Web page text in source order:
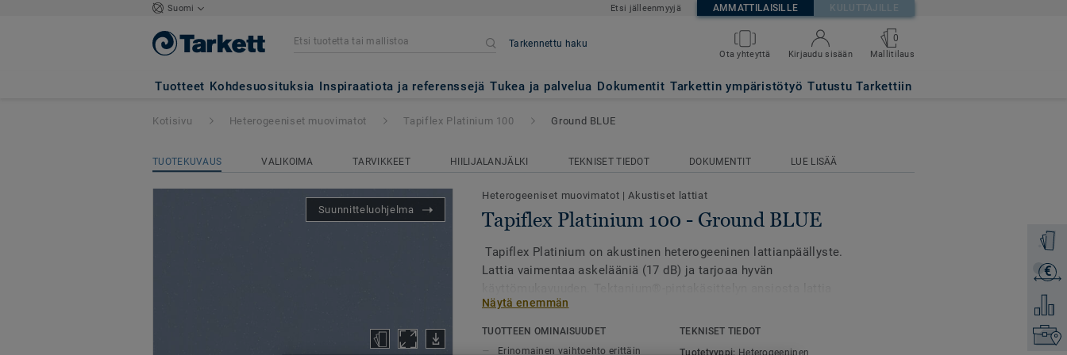
Suomi Etsi jälleenmyyjä AMMATTILAISILLE KULUTTAJILLE
Tarkennettu haku
Ota yhteyttä Kirjaudu sisään
0
Mallitilaus
Tuotteet Kohdesuosituksia Inspiraatiota ja referenssejä Tukea ja palvelua Dokumentit Tarkettin ympäristötyö Tutustu Tarkettiin
Tapiflex Platinium 100 - Ground BLUE
Tilaa
€
Lisää
Etsi
Kotisivu Heterogeeniset muovimatot Tapiflex Platinium 100 Ground BLUE
TUOTEKUVAUS VALIKOIMA TARVIKKEET HIILIJALANJÄLKI TEKNISET TIEDOT DOKUMENTIT LUE LISÄÄ
Suunnitteluohjelma
Heterogeeniset muovimatot |Akustiset lattiat
Tapiflex Platinium 100 - Ground BLUE
Tapiflex Platinium on akustinen heterogeeninen lattianpäällyste.
Lattia vaimentaa askelääniä (17 dB) ja tarjoaa hyvän
on äärimmäisen kestävä ja helppohoitoinen. Mallistossa on 35
eri kuosia ja värivaihtoehtoa. Saatavilla myös kompaktina
Näytä enemmän
TUOTTEEN OMINAISUUDET
Erinomainen vaihtoehto erittäin
TEKNISET TIEDOT
Tuotetyyppi:Heterogeeninen